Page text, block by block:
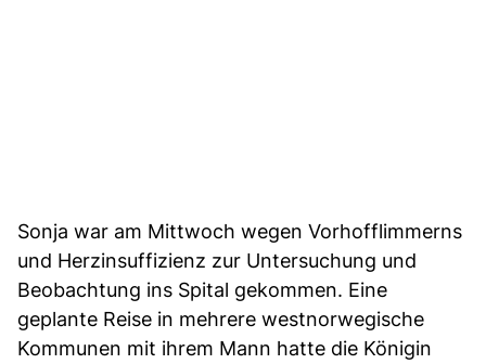
Sonja war am Mittwoch wegen Vorhofflimmerns
und Herzinsuffizienz zur Untersuchung und
Beobachtung ins Spital gekommen. Eine
geplante Reise in mehrere westnorwegische
Kommunen mit ihrem Mann hatte die Königin